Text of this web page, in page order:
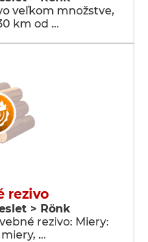
veľkom množstve,
km od …
rezivo
> Rönk
rezivo: Miery:
…